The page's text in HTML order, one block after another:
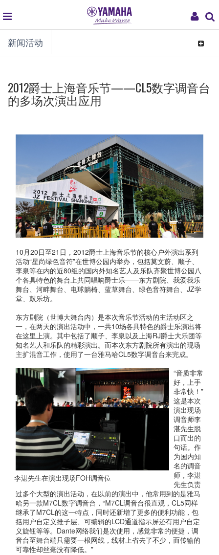
My
global
navigation
新闻活动
Toggle
2012爵士上海音乐节——CL5数字调音台
的多场次演出应用
10月20日至21日，2012爵士上海音乐节的核心户外演出系列
活动“星尚绿色音符”在世博公园内举办，包括莫文蔚、顺子、
李泉等在内的近80组的国内外知名艺人及乐队齐聚世博公园八
个各具特色的舞台上共同唱响爵士乐——东方剧院、我爱我乐
舞台、河畔舞台、电球躺椅、蓝草舞台、绿色音符舞台、JZ学
堂、鼓乐坊。
东方剧院（世博大舞台内）是本次音乐节活动的主活动区之
一，在两天的演出活动中，一共10场各具特色的爵士乐演出将
在这里上演。其中包括了顺子、李泉以及上海RJ爵士大乐团等
知名艺人和乐队的精彩演出。而本次东方剧院所有演出的现场
主扩混音工作，使用了一台雅马哈CL5数字调音台来完成。
李湛先生在演出现场FOH调音位
“音质非常
好，上手
非常快！”
这是本次
演出现场
调音师李
湛先生脱
口而出的
句话。作
为国内知
名的调音
师，李湛
先生负责
过多个大型的演出活动，在以前的演出中，他常用到的是雅马
哈另一款M7CL数字调音台，“M7CL调音台很直观，CL5同样
继承了M7CL的这一特点，同时还新增了更多的便利功能，包
括用户自定义推子层、可编辑的LCD通道指示屏还有用户自定
义旋钮等等。Dante网络我们是次使用，感觉非常的便捷，调
音台至舞台端只需要一根网线，线材上省去了不少，而传输的
可靠性却丝毫没有降低。”